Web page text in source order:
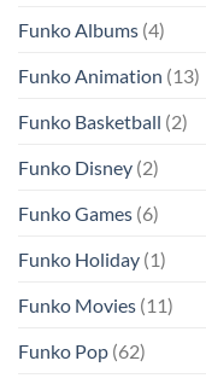
Funko Albums (4)
Funko Animation (13)
Funko Basketball (2)
Funko Disney (2)
Funko Games (6)
Funko Holiday (1)
Funko Movies (11)
Funko Pop (62)